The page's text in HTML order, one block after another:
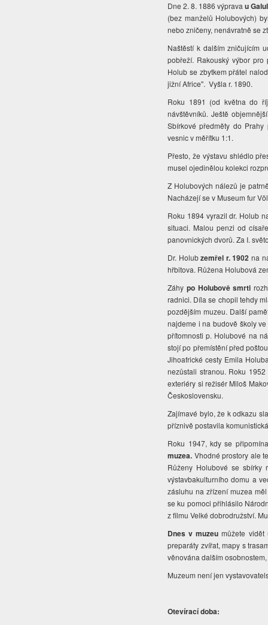
Dne 2. 8. 1886 výpravau
(bez manželů Holubových)
nebo zničeny, nenávratně se
Naštěstí k dalším zničujícím
pobřeží. Rakouský výbor
Holub se zbytkem přátel
jižní Africe". Vyšla r. 1890.
Roku 1891 (od května do
návštěvníků. Ještě
Sbírkové předměty do
vesnic v měřítku 1:1.
Přesto, že výstavu shlédlo
musel ojedinělou kolekci
Z Holubových nálezů je
Nacházejí se v Museum fur
Roku 1894 vyrazil dr. Holub
situaci. Malou penzi od
panovnických dvorů. Za I.
Dr. Holubzemřel r. 1902 na
hřbitova. Růžena Holubová
Záhy po Holubově smrti
radnici. Díla se chopil tehdy
pozdějším muzeu. Další
najdeme i na budově školy
přítomnosti p. Holubové na
stojí po přemístění před
Jihoafrické cesty Emila
nezůstali stranou. Roku
exteriéry si režisér Miloš
Československu.
Zajímavé bylo, že k odkazu
příznivě postavila
Roku 1947, kdy se
muzea. Vhodné prostory ale
Růženy Holubové se sbírky
výstavbakulturního domu a
zásluhu na zřízení muzea
se ku pomoci přihlásilo
z filmu Velké dobrodružství.
Dnes v muzeu můžete vidět
preparáty zvířat, mapy s
věnována dalším
Muzeum není jen
Otevírací doba: